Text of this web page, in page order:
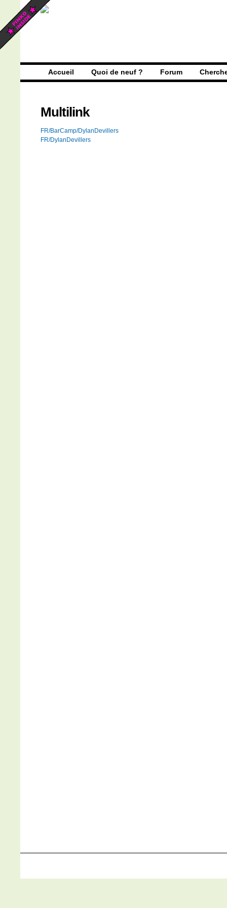
Accueil Quoi de neuf ? Forum
Multilink
FR/BarCamp/DylanDevillers
FR/DylanDevillers